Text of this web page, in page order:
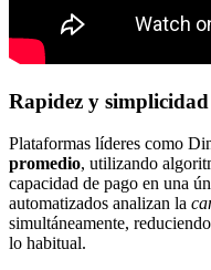
Rapidez y simplicidad
Plataformas líderes como
promedio, utilizando
capacidad de pago en una
automatizados analizan la
simultáneamente,
lo habitual.